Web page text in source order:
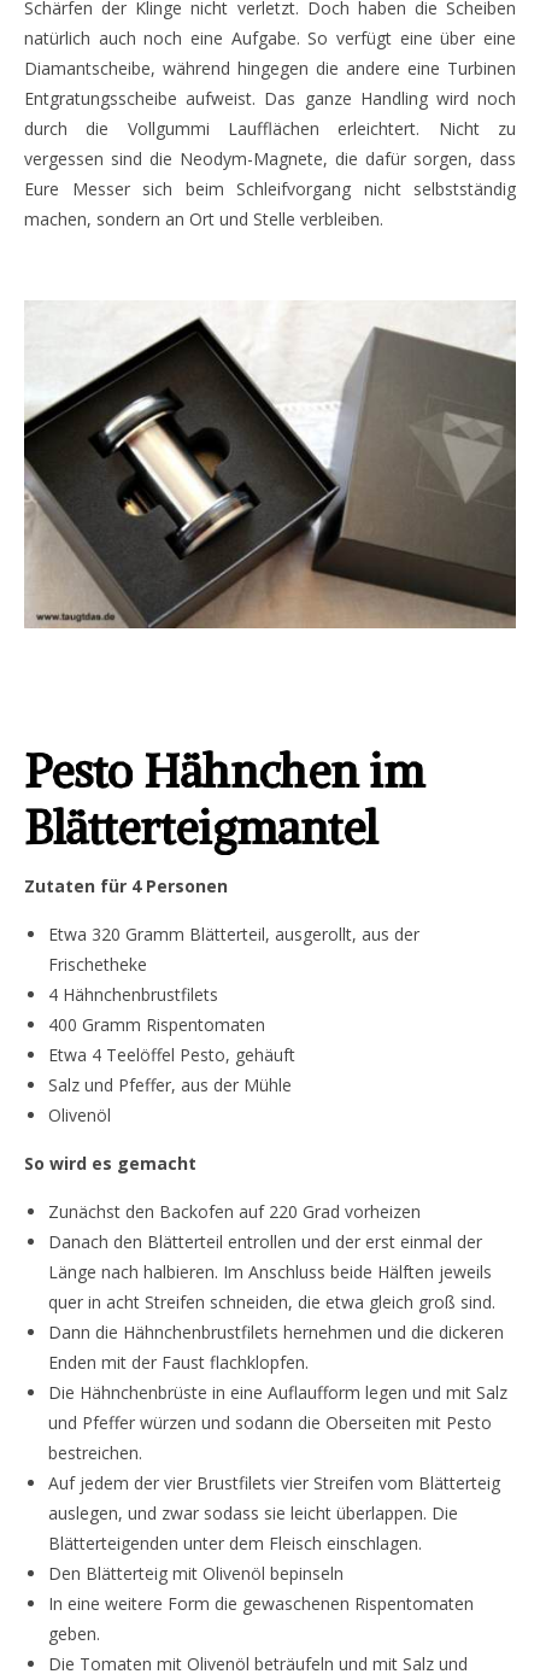
Schärfen der Klinge nicht verletzt. Doch haben die Scheiben
natürlich auch noch eine Aufgabe. So verfügt eine über eine
Diamantscheibe, während hingegen die andere eine Turbinen
Entgratungsscheibe aufweist. Das ganze Handling wird noch
durch die Vollgummi Laufflächen erleichtert. Nicht zu
vergessen sind die Neodym-Magnete, die dafür sorgen, dass
Eure Messer sich beim Schleifvorgang nicht selbstständig
machen, sondern an Ort und Stelle verbleiben.
Pesto Hähnchen im
Blätterteigmantel
Zutaten für 4 Personen
Etwa 320 Gramm Blätterteil, ausgerollt, aus der
Frischetheke
4 Hähnchenbrustfilets
400 Gramm Rispentomaten
Etwa 4 Teelöffel Pesto, gehäuft
Salz und Pfeffer, aus der Mühle
Olivenöl
So wird es gemacht
Zunächst den Backofen auf 220 Grad vorheizen
Danach den Blätterteil entrollen und der erst einmal der
Länge nach halbieren. Im Anschluss beide Hälften jeweils
quer in acht Streifen schneiden, die etwa gleich groß sind.
Dann die Hähnchenbrustfilets hernehmen und die dickeren
Enden mit der Faust flachklopfen.
Die Hähnchenbrüste in eine Auflaufform legen und mit Salz
und Pfeffer würzen und sodann die Oberseiten mit Pesto
bestreichen.
Auf jedem der vier Brustfilets vier Streifen vom Blätterteig
auslegen, und zwar sodass sie leicht überlappen. Die
Blätterteigenden unter dem Fleisch einschlagen.
Den Blätterteig mit Olivenöl bepinseln
In eine weitere Form die gewaschenen Rispentomaten
geben.
Die Tomaten mit Olivenöl beträufeln und mit Salz und